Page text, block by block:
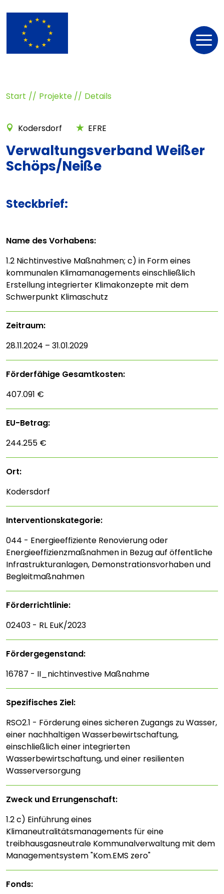
Start Projekte Details
Kodersdorf EFRE
Verwaltungsverband Weißer
Schöps/Neiße
Steckbrief:
Name des Vorhabens:
1.2 Nichtinvestive Maßnahmen; c) in Form eines
kommunalen Klimamanagements einschließlich
Erstellung integrierter Klimakonzepte mit dem
Schwerpunkt Klimaschutz
Zeitraum:
28.11.2024 – 31.01.2029
Förderfähige Gesamtkosten:
407.091 €
EU-Betrag:
244.255 €
Ort:
Kodersdorf
Interventions­kategorie:
044 - Energieeffiziente Renovierung oder
Energieeffizienzmaßnahmen in Bezug auf öffentliche
Infrastrukturanlagen, Demonstrationsvorhaben und
Begleitmaßnahmen
Förderrichtlinie:
02403 - RL EuK/2023
Fördergegenstand:
16787 - II_nichtinvestive Maßnahme
Spezifisches Ziel:
RSO2.1 - Förderung eines sicheren Zugangs zu Wasser,
einer nachhaltigen Wasserbewirtschaftung,
einschließlich einer integrierten
Wasserbewirtschaftung, und einer resilienten
Wasserversorgung
Zweck und Errungenschaft:
1.2 c) Einführung eines
Klimaneutralitätsmanagements für eine
treibhausgasneutrale Kommunalverwaltung mit dem
Managementsystem "Kom.EMS zero"
Fonds: